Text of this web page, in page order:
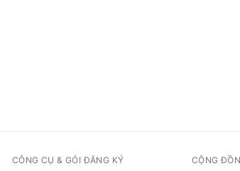
CÔNG CỤ & GÓI ĐĂNG KÝ CỘNG